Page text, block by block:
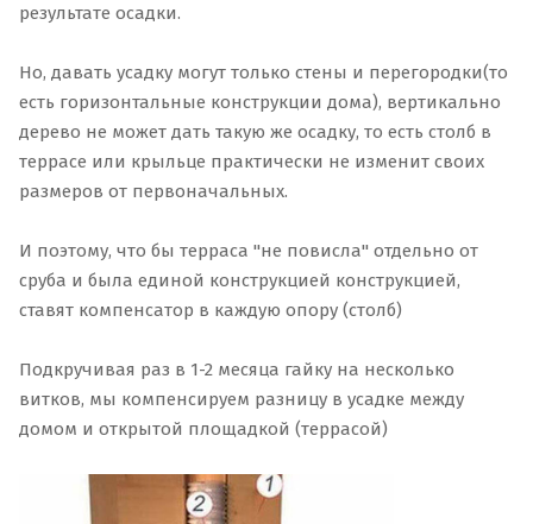
результате осадки.
Но, давать усадку могут только стены и перегородки(то
есть горизонтальные конструкции дома), вертикально
дерево не может дать такую же осадку, то есть столб в
террасе или крыльце практически не изменит своих
размеров от первоначальных.
И поэтому, что бы терраса "не повисла" отдельно от
сруба и была единой конструкцией конструкцией,
ставят компенсатор в каждую опору (столб)
Подкручивая раз в 1-2 месяца гайку на несколько
витков, мы компенсируем разницу в усадке между
домом и открытой площадкой (террасой)